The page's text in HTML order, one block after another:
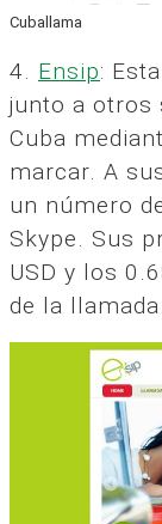
Cuballama
4. Ensip:
junto a otros
Cuba
marcar. A
un número
Skype. Sus
USD y los
de la llamada.